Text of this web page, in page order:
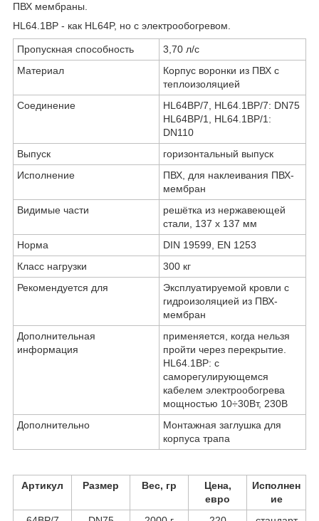
ПВХ мембраны.
HL64.1BP - как HL64P, но с электрообогревом.
Пропускная способность
3,70 л/с
Материал
Корпус воронки из ПВХ с
теплоизоляцией
Соединение
HL64BP/7, HL64.1BP/7: DN75
HL64BP/1, HL64.1BP/1:
DN110
Выпуск
горизонтальный выпуск
Исполнение
ПВХ, для наклеивания ПВХ-
мембран
Видимые части
решётка из нержавеющей
стали, 137 x 137 мм
Норма
DIN 19599, EN 1253
Класс нагрузки
300 кг
Рекомендуется для
Эксплуатируемой кровли с
гидроизоляцией из ПВХ-
мембран
Дополнительная
информация
применяется, когда нельзя
пройти через перекрытие.
HL64.1BP: с
саморегулирующемся
кабелем электрообогрева
мощностью 10÷30Вт, 230В
Дополнительно
Монтажная заглушка для
корпуса трапа
Артикул Размер Вес, гр
Цена,
евро
Исполнен
ие